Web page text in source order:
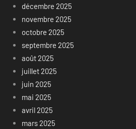
décembre 2025
novembre 2025
octobre 2025
septembre 2025
août 2025
juillet 2025
juin 2025
mai 2025
avril 2025
mars 2025